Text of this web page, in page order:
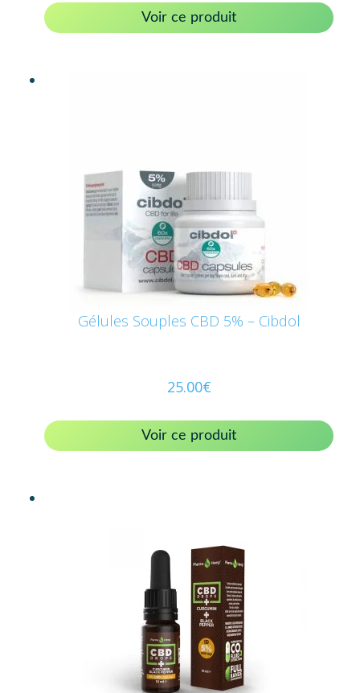
Voir ce produit
Gélules Souples CBD 5% – Cibdol
25.00€
Voir ce produit